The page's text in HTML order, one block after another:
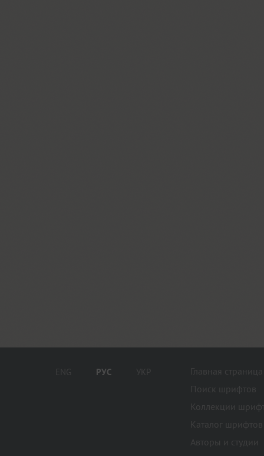
ENG РУС УКР
Главная страница
Поиск шрифтов
Коллекции
Каталог шрифтов
Авторы и студии